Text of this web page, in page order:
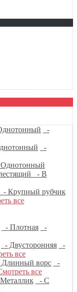
-
-
- В
- Крупный рубчик
все
- Плотная
-
- Двусторонняя
-
все
Длинный ворс
-
все
- С